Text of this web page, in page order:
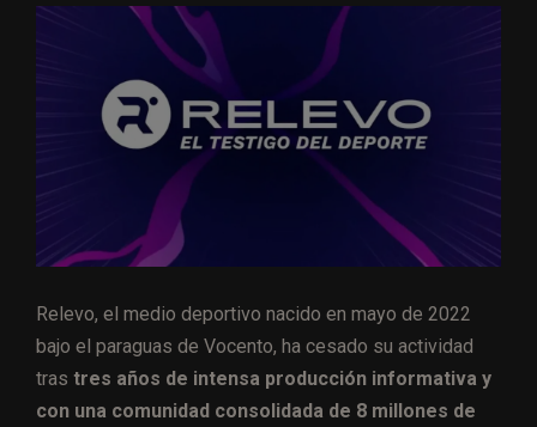
Relevo, el medio deportivo nacido en mayo de 2022
bajo el paraguas de Vocento, ha cesado su actividad
tras tres años de intensa producción informativa y
con una comunidad consolidada de 8 millones de